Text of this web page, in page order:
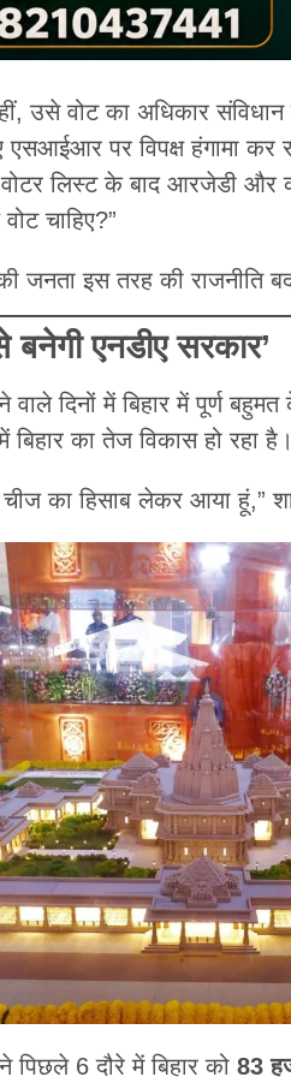
उसे वोट का अधिकार
एसआईआर पर विपक्ष हंगामा कर
लिस्ट के बाद आरजेडी और
चाहिए?”
जनता इस तरह की राजनीति
बनेगी एनडीए सरकार’
दिनों में बिहार में पूर्ण
बिहार का तेज विकास हो रहा है।
चीज का हिसाब लेकर आया हूं,”
ने पिछले 6 दौरे में बिहार को 83